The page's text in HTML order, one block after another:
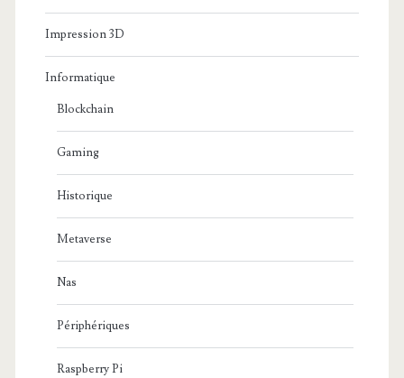
Impression 3D
Informatique
Blockchain
Gaming
Historique
Metaverse
Nas
Périphériques
Raspberry Pi